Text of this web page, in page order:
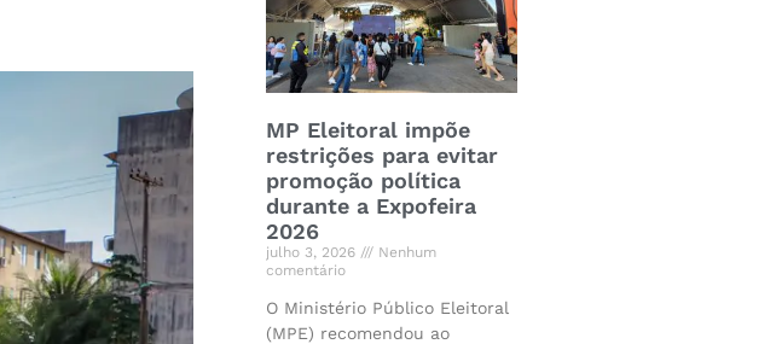
MP Eleitoral impõe
restrições para evitar
promoção política
durante a Expofeira
2026
julho 3, 2026
Nenhum
comentário
O Ministério Público Eleitoral
(MPE) recomendou ao